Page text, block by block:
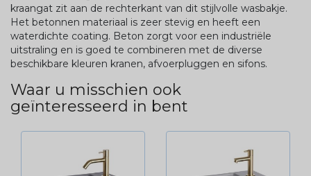
kraangat zit aan de rechterkant van dit stijlvolle wasbakje.
Het betonnen materiaal is zeer stevig en heeft een
waterdichte coating. Beton zorgt voor een industriële
uitstraling en is goed te combineren met de diverse
beschikbare kleuren kranen, afvoerpluggen en sifons.
Waar u misschien ook
geïnteresseerd in bent